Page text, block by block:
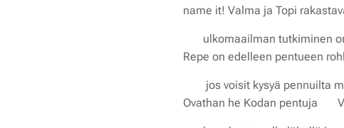
name it! Valma ja Topi
🗺️ ulkomaailman tutkiminen
Repe on edelleen pentueen
🍖 jos voisit kysyä pennuilta
Ovathan he Kodan pentuja 😅